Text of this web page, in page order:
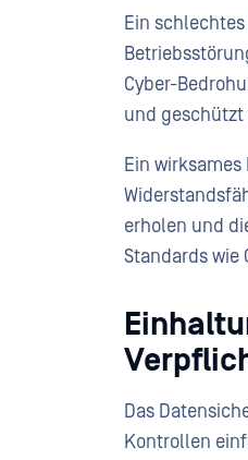
Ein
Cyber-
und geschützt
Ein
erholen und
Standards wie
Das
Kontrollen